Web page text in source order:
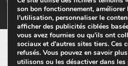
© Tiges 4 Saisons. Tous droits
son bon fonctionnement,
l'utilisation, personnaliser le
afficher des publicités ciblées
vous avez fournies ou qu'ils ont
sociaux et d'autres sites tiers. Ces
refusés. Vous pouvez en savoir
utilisons ou les désactiver dans les